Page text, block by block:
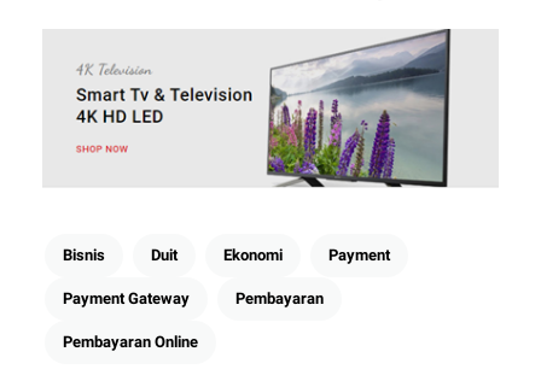
Bisnis Duit Ekonomi Payment
Payment Gateway Pembayaran
Pembayaran Online